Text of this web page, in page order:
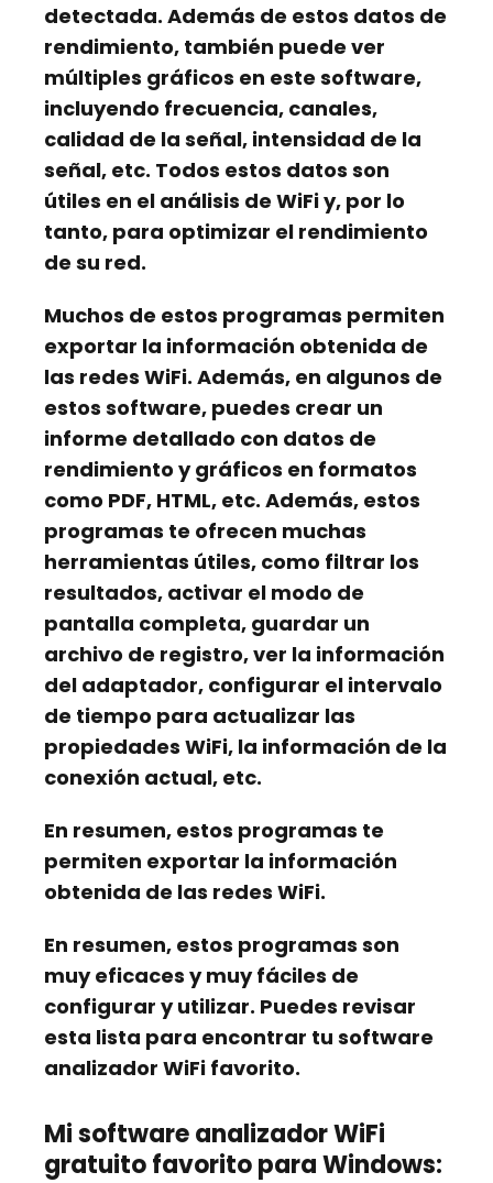
detectada. Además de estos datos de
rendimiento, también puede ver
múltiples gráficos en este software,
incluyendo frecuencia, canales,
calidad de la señal, intensidad de la
señal, etc. Todos estos datos son
útiles en el análisis de WiFi y, por lo
tanto, para optimizar el rendimiento
de su red.
Muchos de estos programas permiten
exportar la información obtenida de
las redes WiFi. Además, en algunos de
estos software, puedes crear un
informe detallado con datos de
rendimiento y gráficos en formatos
como PDF, HTML, etc. Además, estos
programas te ofrecen muchas
herramientas útiles, como filtrar los
resultados, activar el modo de
pantalla completa, guardar un
archivo de registro, ver la información
del adaptador, configurar el intervalo
de tiempo para actualizar las
propiedades WiFi, la información de la
conexión actual, etc.
En resumen, estos programas te
permiten exportar la información
obtenida de las redes WiFi.
En resumen, estos programas son
muy eficaces y muy fáciles de
configurar y utilizar. Puedes revisar
esta lista para encontrar tu software
analizador WiFi favorito.
Mi software analizador WiFi
gratuito favorito para Windows: